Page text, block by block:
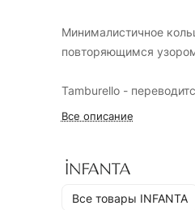
Минималистичное
повторяющимся
Tamburello -
«бубен», а колечко
И будет отлично
Все описание
Все товары INFANTA